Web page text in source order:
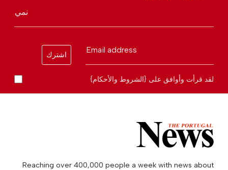
نمي
Email address
اشترك
لقد قرأت وأوافق على {الشروط والأحكام}
Reaching over 400,000 people a week with news about